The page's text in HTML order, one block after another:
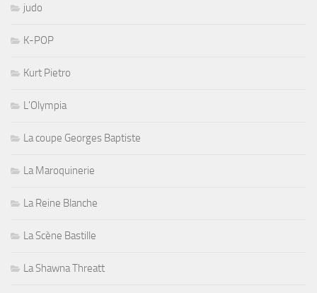
judo
K-POP
Kurt Pietro
L'Olympia
La coupe Georges Baptiste
La Maroquinerie
La Reine Blanche
La Scène Bastille
La Shawna Threatt